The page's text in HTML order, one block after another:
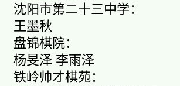
阳市第二十三中学：
墨秋
锦棋院：
旻泽 李雨泽
岭帅才棋苑：